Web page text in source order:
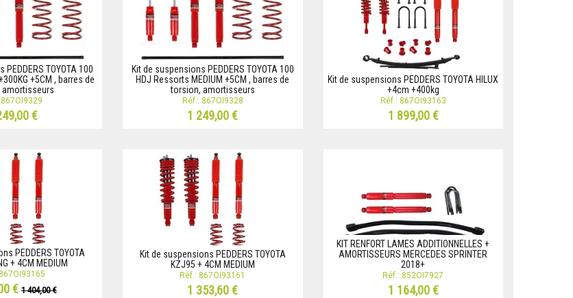
TOYOTA 100
+5CM , barres de
867OI9329
€
Kit de suspensions PEDDERS TOYOTA 100
HDJ Ressorts MEDIUM +5CM , barres de
torsion, amortisseurs
Réf.: 867OI9328
1 249,00 €
Kit de suspensions PEDDERS TOYOTA HILUX
+4cm +400kg
Réf.: 867OI93163
1 899,00 €
PEDDERS TOYOTA
+ 4CM MEDIUM
€1 404,00 €
Kit de suspensions PEDDERS TOYOTA
KZJ95 + 4CM MEDIUM
Réf.: 867OI93161
1 353,60 €
KIT RENFORT LAMES ADDITIONNELLES +
AMORTISSEURS MERCEDES SPRINTER
2018+
Réf.: 852OI7927
1 164,00 €